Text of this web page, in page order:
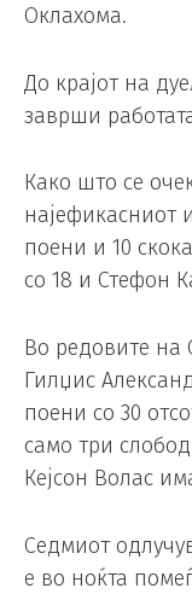
Оклахома.
До крајот на
заврши
Како што се
најефикасниот
поени и 10
со 18 и Стефон
Во редовите
Гилџис
поени со 30
само три
Кејсон Волас
Седмиот
е во ноќта